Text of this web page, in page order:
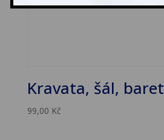
Kravata, šál, baret
99,00 Kč